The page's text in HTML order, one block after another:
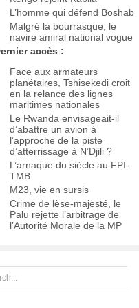
L’homme qui défend Boshab
Malgré la bourrasque, le
navire amiral national vogue
accès :
Face aux armateurs
planétaires, Tshisekedi croit
en la relance des lignes
maritimes nationales
Le Rwanda envisageait-il
d’abattre un avion à
l’approche de la piste
d’atterrissage à N’Djili ?
L’arnaque du siècle au FPI-
TMB
M23, vie en sursis
Crime de lèse-majesté, le
Palu rejette l’arbitrage de
l’Autorité Morale de la MP